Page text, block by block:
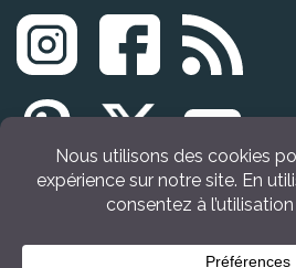
© Tous droits réservés Idée